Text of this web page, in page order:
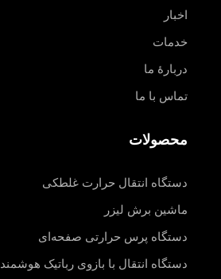
اخبار
خدمات
دربارهٔ ما
تماس با ما
محصولات
دستگاه انتقال حرارت غلطکی
ماشین برش لیزر
دستگاه پرس حرارتی صفحه‌ای
دستگاه انتقال با بازوی رباتیک هوشمند